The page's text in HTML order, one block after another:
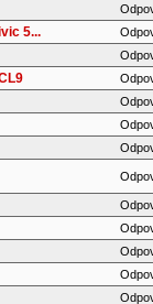
5...